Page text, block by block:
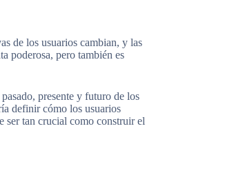
de los usuarios cambian, y las
poderosa, pero también es
presente y futuro de los
definir cómo los usuarios
ser tan crucial como construir el